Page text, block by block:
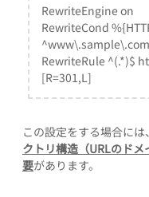
RewriteEngine on
RewriteCond
RewriteRule ^(.*)$
[R=301,L]
この設定をする場合には、
クトリ構造（URLのド
要があります。